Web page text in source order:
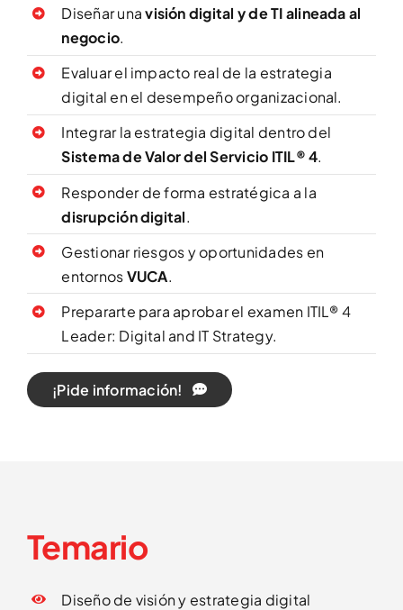
Diseñar unavisión digital y de TI alineada al
negocio.
Evaluar el impacto real de la estrategia
digital en el desempeño organizacional.
Integrar la estrategia digital dentro del
Sistema de Valor del Servicio ITIL® 4.
Responder de forma estratégica a la
disrupción digital.
Gestionar riesgos y oportunidades en
entornosVUCA.
Prepararte para aprobar el examen ITIL® 4
Leader: Digital and IT Strategy.
¡Pide información!
Temario
Diseño de visión y estrategia digital